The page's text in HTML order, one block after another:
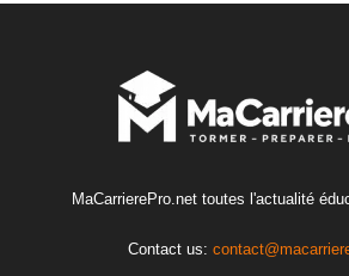
MaCarrierePro.net toutes l'actualité
Contact us: